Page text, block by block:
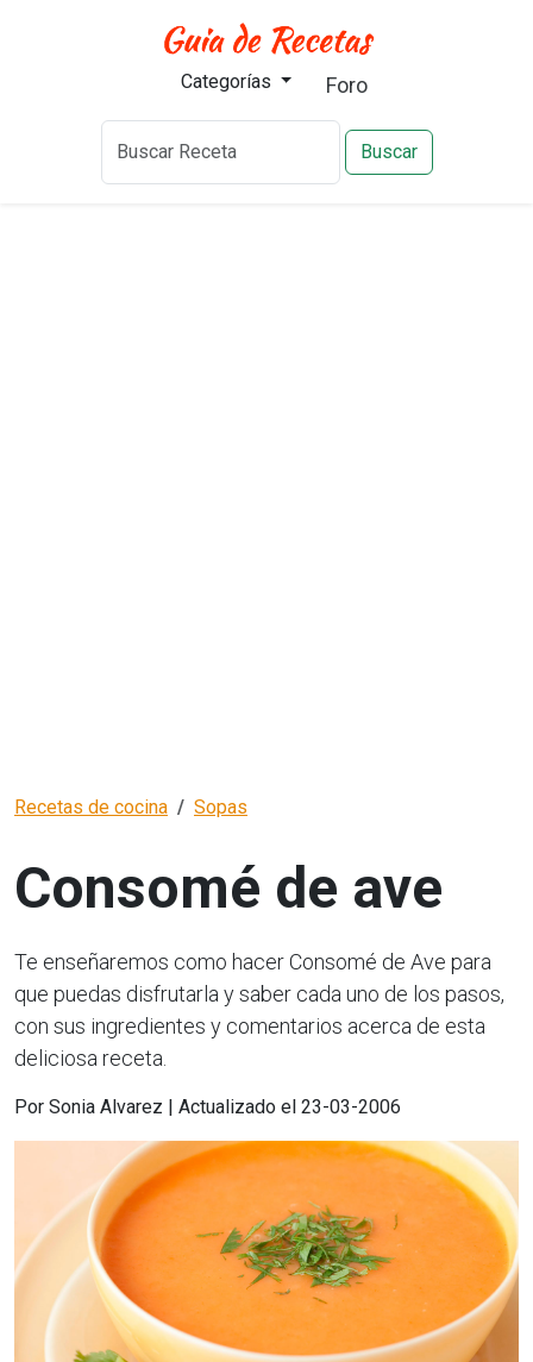
Categorías Foro
Buscar
Recetas de cocina Sopas
Consomé de ave
Te enseñaremos como hacer Consomé de Ave para
que puedas disfrutarla y saber cada uno de los pasos,
con sus ingredientes y comentarios acerca de esta
deliciosa receta.
Por Sonia Alvarez | Actualizado el 23-03-2006